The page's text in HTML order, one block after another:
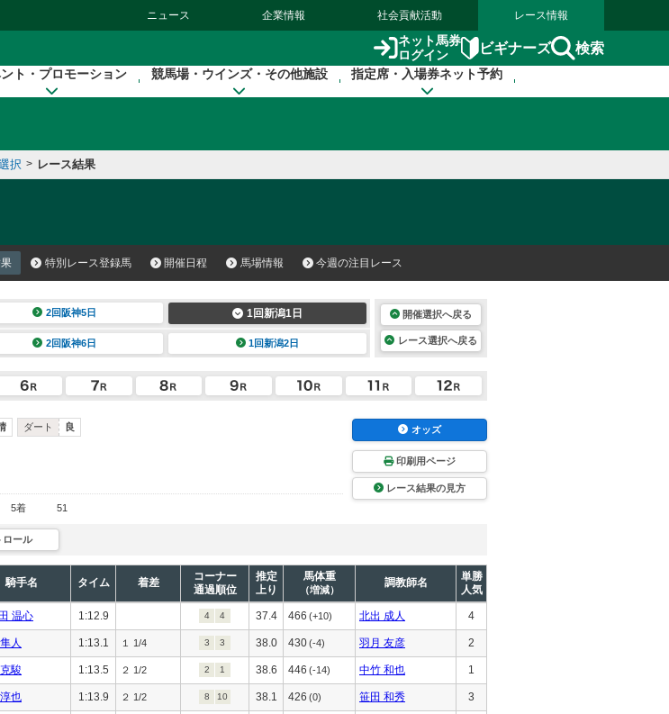
ニュース 企業情報 社会貢献活動 レース情報
ネット馬券
ログイン
ビギナーズ 検索
ト・プロモーション 競馬場・ウインズ・その他施設 指定席・入場券ネット予約
択 > レース結果
特別レース登録馬 開催日程 馬場情報 今週の注目レース
2回阪神5日 1回新潟1日
2回阪神6日 1回新潟2日
開催選択へ戻る
レース選択へ戻る
ダート 良
5着 51
オッズ
印刷用ページ
レース結果の見方
ロール
騎手名 タイム 着差
コーナー
通過順位
推定
上り
馬体重
（増減）
調教師名
単勝
人気
温心 1:12.9 4 4 37.4 466 (+10) 北出 成人 4
人 1:13.1 １ 1/4 3 3 38.0 430(-4) 羽月 友彦 2
駿 1:13.5 ２ 1/2 2 1 38.6 446 (-14) 中竹 和也 1
也 1:13.9 ２ 1/2 8 10 38.1 426 (0) 笹田 和秀 3